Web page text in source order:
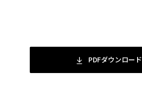
PDFダウンロード